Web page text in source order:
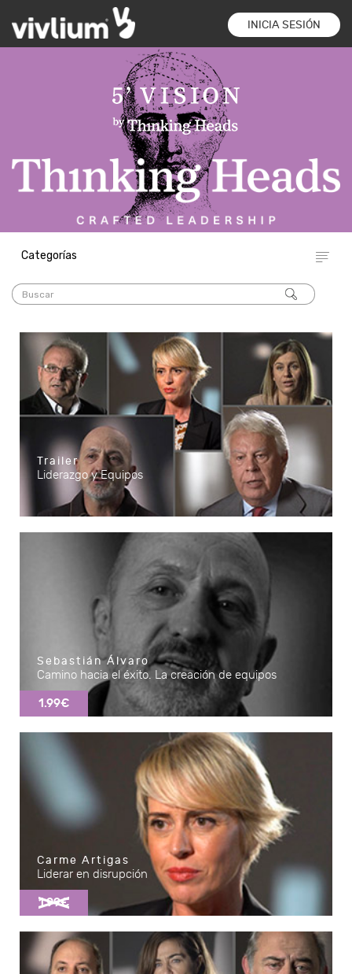
INICIA SESIÓN
Categorías
Trailer
Liderazgo y Equipos
Sebastián Álvaro
Camino hacia el éxito. La creación de equipos
1.99€
Carme Artigas
Liderar en disrupción
1.99€